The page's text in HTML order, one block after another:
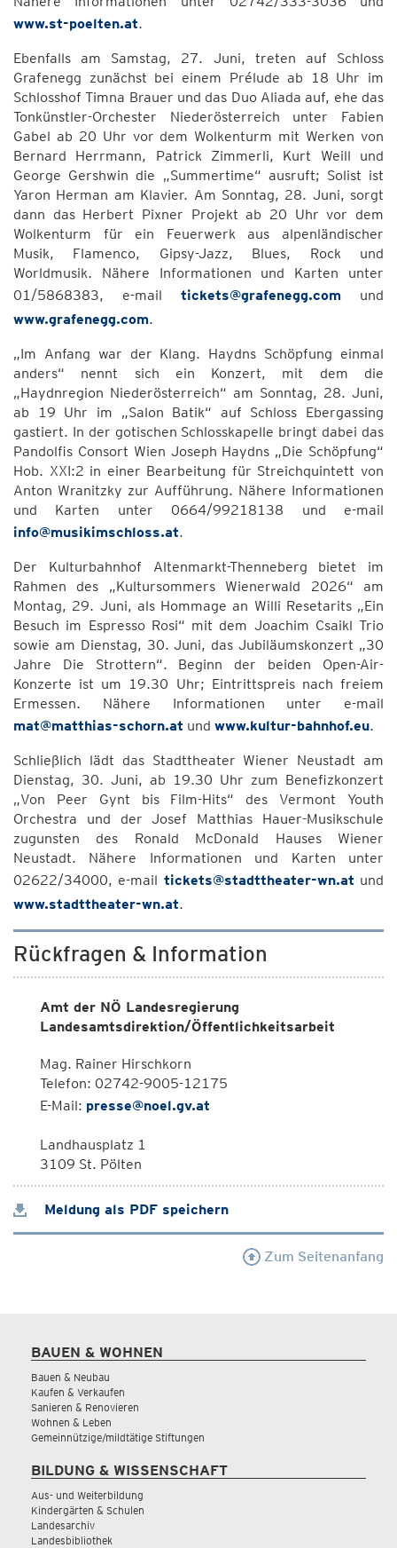
www.st-poelten.at.
Ebenfalls am Samstag, 27. Juni, treten auf Schloss
Grafenegg zunächst bei einem Prélude ab 18 Uhr im
Schlosshof Timna Brauer und das Duo Aliada auf, ehe das
Tonkünstler-Orchester Niederösterreich unter Fabien
Gabel ab 20 Uhr vor dem Wolkenturm mit Werken von
Bernard Herrmann, Patrick Zimmerli, Kurt Weill und
George Gershwin die „Summertime“ ausruft; Solist ist
Yaron Herman am Klavier. Am Sonntag, 28. Juni, sorgt
dann das Herbert Pixner Projekt ab 20 Uhr vor dem
Wolkenturm für ein Feuerwerk aus alpenländischer
Musik, Flamenco, Gipsy-Jazz, Blues, Rock und
Worldmusik. Nähere Informationen und Karten unter
01/5868383, e-mail tickets@grafenegg.com und
www.grafenegg.com.
„Im Anfang war der Klang. Haydns Schöpfung einmal
anders“ nennt sich ein Konzert, mit dem die
„Haydnregion Niederösterreich“ am Sonntag, 28. Juni,
ab 19 Uhr im „Salon Batik“ auf Schloss Ebergassing
gastiert. In der gotischen Schlosskapelle bringt dabei das
Pandolfis Consort Wien Joseph Haydns „Die Schöpfung“
Hob. XXI:2 in einer Bearbeitung für Streichquintett von
Anton Wranitzky zur Aufführung. Nähere Informationen
und Karten unter 0664/99218138 und e-mail
info@musikimschloss.at.
Der Kulturbahnhof Altenmarkt-Thenneberg bietet im
Rahmen des „Kultursommers Wienerwald 2026“ am
Montag, 29. Juni, als Hommage an Willi Resetarits „Ein
Besuch im Espresso Rosi“ mit dem Joachim Csaikl Trio
sowie am Dienstag, 30. Juni, das Jubiläumskonzert „30
Jahre Die Strottern“. Beginn der beiden Open-Air-
Konzerte ist um 19.30 Uhr; Eintrittspreis nach freiem
Ermessen. Nähere Informationen unter e-mail
mat@matthias-schorn.at und www.kultur-bahnhof.eu.
Schließlich lädt das Stadttheater Wiener Neustadt am
Dienstag, 30. Juni, ab 19.30 Uhr zum Benefizkonzert
„Von Peer Gynt bis Film-Hits“ des Vermont Youth
Orchestra und der Josef Matthias Hauer-Musikschule
zugunsten des Ronald McDonald Hauses Wiener
Neustadt. Nähere Informationen und Karten unter
02622/34000, e-mail tickets@stadttheater-wn.at und
www.stadttheater-wn.at.
Rückfragen & Information
Amt der NÖ Landesregierung
Landesamtsdirektion/Öffentlichkeitsarbeit
Mag. Rainer Hirschkorn
Telefon: 02742-9005-12175
E-Mail: presse@noel.gv.at
Landhausplatz 1
3109 St. Pölten
Meldung als PDF speichern
Zum Seitenanfang
BAUEN & WOHNEN
Bauen & Neubau
Kaufen & Verkaufen
Sanieren & Renovieren
Wohnen & Leben
Gemeinnützige/mildtätige Stiftungen
BILDUNG & WISSENSCHAFT
Aus- und Weiterbildung
Kindergärten & Schulen
Landesarchiv
Landesbibliothek